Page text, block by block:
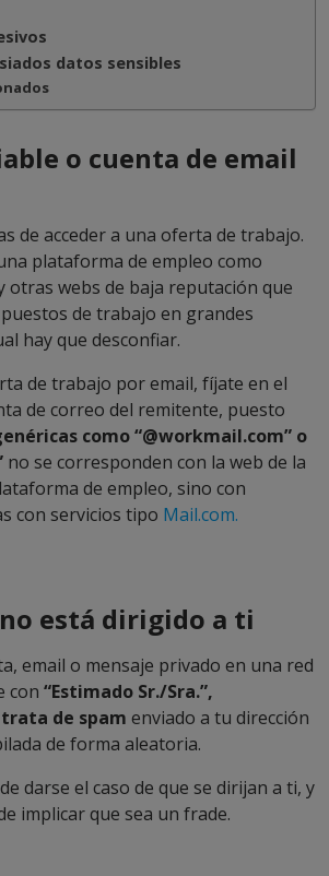
datos sensibles
o cuenta de email
de acceder a una oferta de trabajo.
plataforma de empleo como
otras webs de baja reputación que
de trabajo en grandes
hay que desconfiar.
de trabajo por email, fíjate en el
de correo del remitente, puesto
como “@workmail.com” o
no se corresponden con la web de la
de empleo, sino con
con servicios tipo Mail.com.
está dirigido a ti
email o mensaje privado en una red
con “Estimado Sr./Sra.”,
de spam enviado a tu dirección
de forma aleatoria.
darse el caso de que se dirijan a ti, y
implicar que sea un frade.